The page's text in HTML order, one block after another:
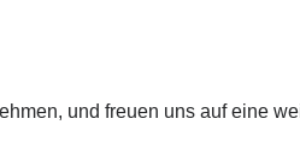
und freuen uns auf eine